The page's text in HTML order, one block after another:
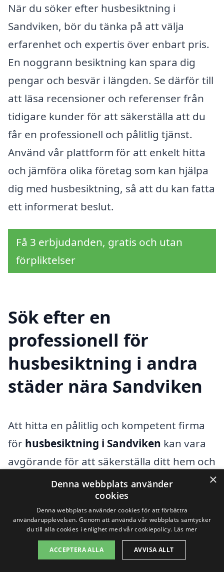
När du söker efter husbesiktning i
Sandviken, bör du tänka på att välja
erfarenhet och expertis över enbart pris.
En noggrann besiktning kan spara dig
pengar och besvär i längden. Se därför till
att läsa recensioner och referenser från
tidigare kunder för att säkerställa att du
får en professionell och pålitlig tjänst.
Använd vår plattform för att enkelt hitta
och jämföra olika företag som kan hjälpa
dig med husbesiktning, så att du kan fatta
ett informerat beslut.
Få 3 erbjudanden, gratis och utan
förpliktelser
Sök efter en
professionell för
husbesiktning i andra
städer nära Sandviken
Att hitta en pålitlig och kompetent firma
för husbesiktning i Sandviken kan vara
avgörande för att säkerställa ditt hem och
dess värde. För de som söker hjälp med
husinspektioner finns det flera bra
alternativ i de närliggande städerna.
Genom att bredda din sökning kan du
upptäcka fler företag som erbjuder
×
Denna webbplats använder
cookies
Denna webbplats använder cookies för att förbättra
användarupplevelsen. Genom att använda vår webbplats samtycker
du till alla cookies i enlighet med vår cookiepolicy. Läs mer
ACCEPTERA ALLA AVVISA ALLT